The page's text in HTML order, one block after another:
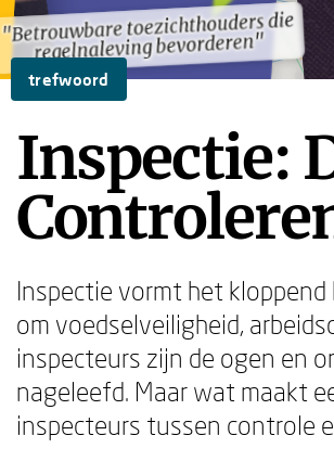
"Betrouwbare toezichthouders die
regelnaleving bevorderen"
"Betrouwbare toezichthouders die
regelnaleving bevorderen"
trefwoord
Inspectie:
Inspectie vormt het
om voedselveiligheid,
inspecteurs zijn de ogen en
nageleefd. Maar wat maakt
inspecteurs tussen controle